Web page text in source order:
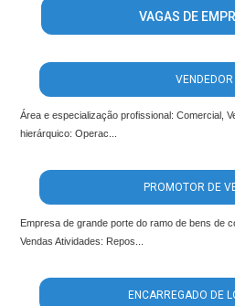
VAGAS DE
VENDEDOR
Área e especialização profissional: Comercial,
hierárquico: Operac...
PROMOTOR DE
Empresa de grande porte do ramo de bens de
Vendas Atividades: Repos...
ENCARREGADO DE